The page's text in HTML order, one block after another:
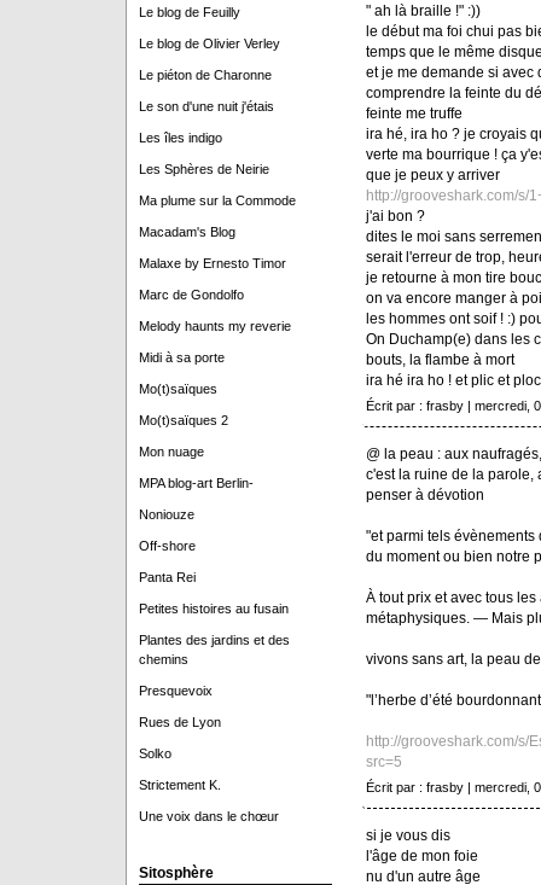
Le blog de Feuilly
Le blog de Olivier Verley
Le piéton de Charonne
Le son d'une nuit j'étais
Les îles indigo
Les Sphères de Neirie
Ma plume sur la Commode
Macadam's Blog
Malaxe by Ernesto Timor
Marc de Gondolfo
Melody haunts my reverie
Midi à sa porte
Mo(t)saïques
Mo(t)saïques 2
Mon nuage
MPA blog-art Berlin-
Noniouze
Off-shore
Panta Rei
Petites histoires au fusain
Plantes des jardins et des
chemins
Presquevoix
Rues de Lyon
Solko
Strictement K.
Une voix dans le chœur
Sitosphère
" ah là braille !" :))
le début ma foi chui pas
temps que le même
et je me demande si avec
comprendre la feinte du
feinte me truffe
ira hé, ira ho ? je croyais
verte ma bourrique ! ça
que je peux y arriver
http://grooveshark.com/s/
j'ai bon ?
dites le moi sans
serait l'erreur de trop,
je retourne à mon tire
on va encore manger à
les hommes ont soif ! :)
On Duchamp(e) dans les
bouts, la flambe à mort
ira hé ira ho ! et plic et
Écrit par : frasby | mercredi,
@ la peau : aux naufragés,
c'est la ruine de la parole,
penser à dévotion
"et parmi tels évènements
du moment ou bien notre
À tout prix et avec tous
métaphysiques. — Mais
vivons sans art, la peau
"l’herbe d’été
http://grooveshark.com/s/
src=5
Écrit par : frasby | mercredi,
si je vous dis
l'âge de mon foie
nu d'un autre âge